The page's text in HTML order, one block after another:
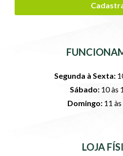
Segunda à Sexta:
Sábado: 10 às
Domingo:11 às
LOJA